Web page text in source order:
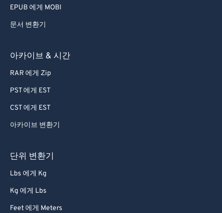
EPUB 에게 MOBI
문서 변환기
아카이브 & 시간
RAR 에게 Zip
PST 에게 EST
CST 에게 EST
아카이브 변환기
단위 변환기
Lbs 에게 Kg
Kg 에게 Lbs
Feet 에게 Meters